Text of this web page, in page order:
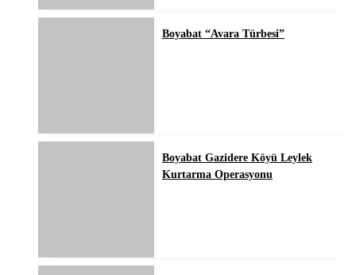
Boyabat “Avara Türbesi”
Boyabat Gazidere Köyü Leylek
Kurtarma Operasyonu